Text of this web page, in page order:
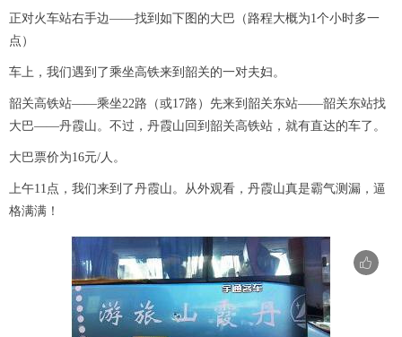
正对火车站右手边——找到如下图的大巴（路程大概为1个小时多一
点）
车上，我们遇到了乘坐高铁来到韶关的一对夫妇。
韶关高铁站——乘坐22路（或17路）先来到韶关东站——韶关东站找
大巴——丹霞山。不过，丹霞山回到韶关高铁站，就有直达的车了。
大巴票价为16元/人。
上午11点，我们来到了丹霞山。从外观看，丹霞山真是霸气测漏，逼
格满满！